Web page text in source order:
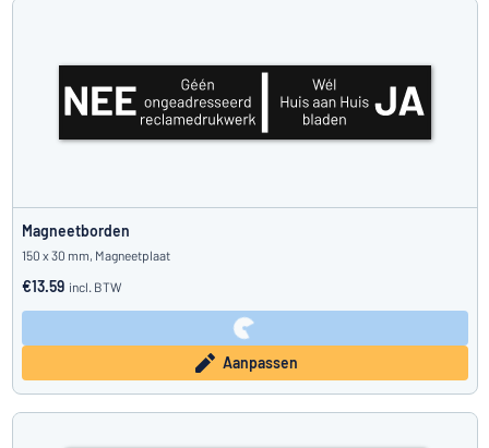
Magneetborden
150 x 30 mm, Magneetplaat
€13.59 incl. BTW
Aanpassen